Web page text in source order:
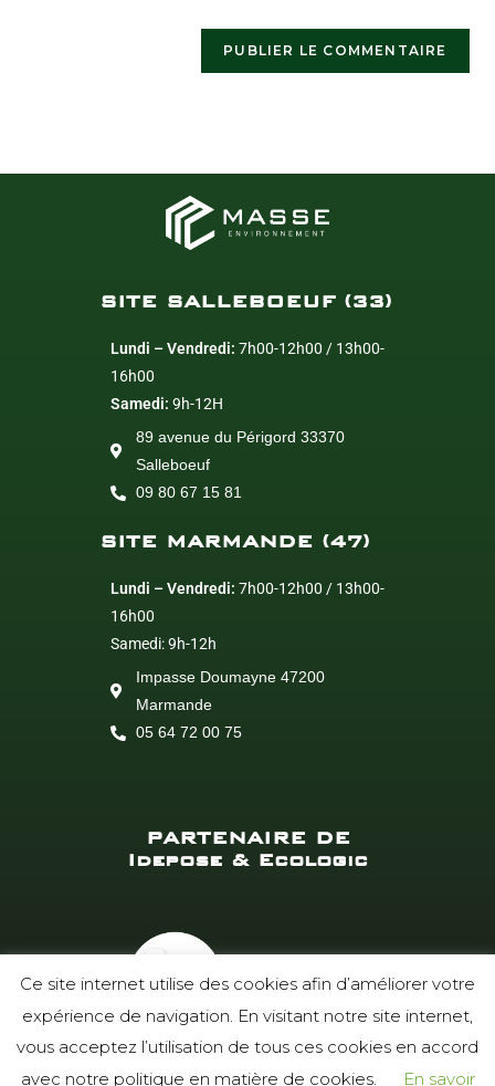
SITE SALLEBOEUF (33)
Lundi – Vendredi: 7h00-12h00 / 13h00-
16h00
Samedi: 9h-12H
89 avenue du Périgord 33370
Salleboeuf
09 80 67 15 81
SITE MARMANDE (47)
Lundi – Vendredi: 7h00-12h00 / 13h00-
16h00
Samedi: 9h-12h
Impasse Doumayne 47200
Marmande
05 64 72 00 75
PARTENAIRE DE
Idepose & Ecologic
Ce site internet utilise des cookies afin d’améliorer votre
expérience de navigation. En visitant notre site internet,
vous acceptez l’utilisation de tous ces cookies en accord
avec notre politique en matière de cookies.
En savoir